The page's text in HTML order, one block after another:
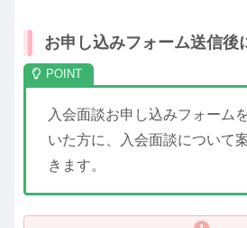
お申し込みフォーム送信後
入会面談お申し込みフォーム
いた方に、入会面談について
きます。